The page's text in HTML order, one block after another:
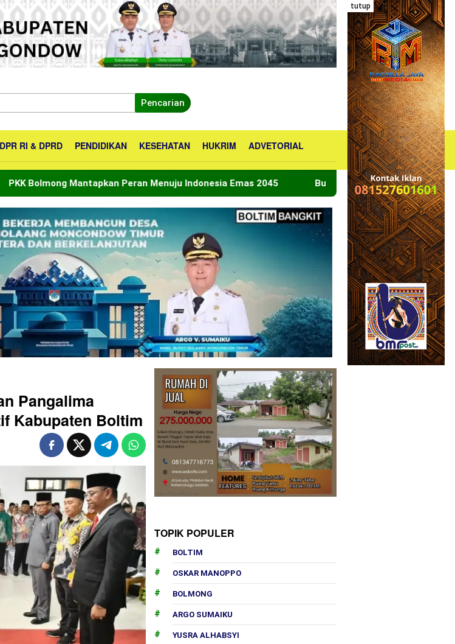
tutup
Pencarian
DPR RI & DPRD PENDIDIKAN KESEHATAN HUKRIM ADVETORIAL
Peran Menuju Indonesia Emas 2045 Bupati Boltara Lepas Kontingen Jamnas XII
Pangalima
Kabupaten Boltim
TOPIK POPULER
BOLTIM
OSKAR MANOPPO
BOLMONG
ARGO SUMAIKU
YUSRA ALHABSYI